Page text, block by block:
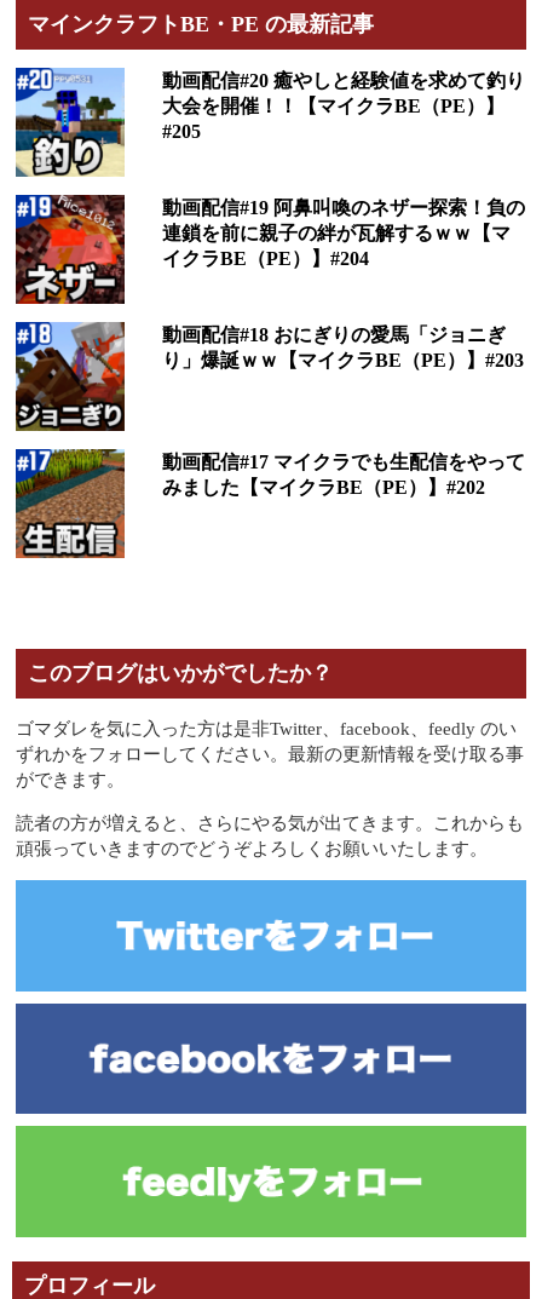
マインクラフトBE・PE の最新記事
動画配信#20 癒やしと経験値を求めて釣り
大会を開催！！【マイクラBE（PE）】
#205
動画配信#19 阿鼻叫喚のネザー探索！負の
連鎖を前に親子の絆が瓦解するｗｗ【マ
イクラBE（PE）】#204
動画配信#18 おにぎりの愛馬「ジョニぎ
り」爆誕ｗｗ【マイクラBE（PE）】#203
動画配信#17 マイクラでも生配信をやって
みました【マイクラBE（PE）】#202
このブログはいかがでしたか？
ゴマダレを気に入った方は是非Twitter、facebook、feedly のい
ずれかをフォローしてください。最新の更新情報を受け取る事
ができます。
読者の方が増えると、さらにやる気が出てきます。これからも
頑張っていきますのでどうぞよろしくお願いいたします。
プロフィール